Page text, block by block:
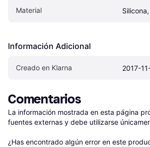
Material
Información Adicional
Creado en Klarna 2017-
Comentarios
La información mostrada en esta página
fuentes externas y debe utilizarse
¿Has encontrado algún error en este